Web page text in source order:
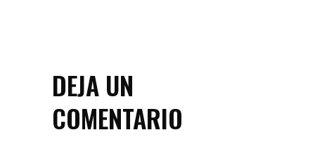
DEJA UN
COMENTARIO